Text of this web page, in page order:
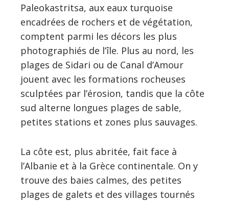
Paleokastritsa, aux eaux turquoise
encadrées de rochers et de végétation,
comptent parmi les décors les plus
photographiés de l’île. Plus au nord, les
plages de Sidari ou de Canal d’Amour
jouent avec les formations rocheuses
sculptées par l’érosion, tandis que la côte
sud alterne longues plages de sable,
petites stations et zones plus sauvages.
La côte est, plus abritée, fait face à
l’Albanie et à la Grèce continentale. On y
trouve des baies calmes, des petites
plages de galets et des villages tournés